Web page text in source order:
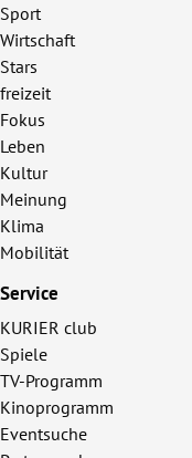
Sport
Wirtschaft
Stars
freizeit
Fokus
Leben
Kultur
Meinung
Klima
Mobilität
Service
KURIER club
Spiele
TV-Programm
Kinoprogramm
Eventsuche